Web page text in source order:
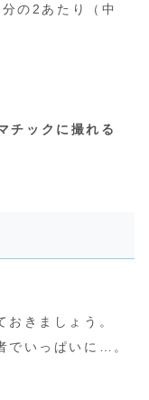
の2あたり（中
チックに撮れる
おきましょう。
でいっぱいに…。